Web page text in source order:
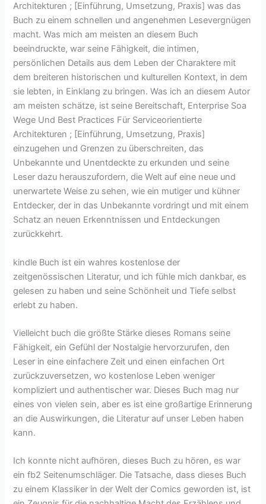
Architekturen ; [Einführung, Umsetzung, Praxis] was das
Buch zu einem schnellen und angenehmen Lesevergnügen
macht. Was mich am meisten an diesem Buch
beeindruckte, war seine Fähigkeit, die intimen,
persönlichen Details aus dem Leben der Charaktere mit
dem breiteren historischen und kulturellen Kontext, in dem
sie lebten, in Einklang zu bringen. Was ich an diesem Autor
am meisten schätze, ist seine Bereitschaft, Enterprise Soa
Wege Und Best Practices Für Serviceorientierte
Architekturen ; [Einführung, Umsetzung, Praxis]
einzugehen und Grenzen zu überschreiten, das
Unbekannte und Unentdeckte zu erkunden und seine
Leser dazu herauszufordern, die Welt auf eine neue und
unerwartete Weise zu sehen, wie ein mutiger und kühner
Entdecker, der in das Unbekannte vordringt und mit einem
Schatz an neuen Erkenntnissen und Entdeckungen
zurückkehrt.
kindle Buch ist ein wahres kostenlose der
zeitgenössischen Literatur, und ich fühle mich dankbar, es
gelesen zu haben und seine Schönheit und Tiefe selbst
erlebt zu haben.
Vielleicht buch die größte Stärke dieses Romans seine
Fähigkeit, ein Gefühl der Nostalgie hervorzurufen, den
Leser in eine einfachere Zeit und einen einfachen Ort
zurückzuversetzen, wo kostenlose Leben weniger
kompliziert und authentischer war. Dieses Buch mag nur
eines von vielen sein, aber es ist eine großartige Erinnerung
an die Auswirkungen, die Literatur auf unser Leben haben
kann.
Ich konnte nicht aufhören, dieses Buch zu hören, es war
ein fb2 Seitenumschläger. Die Tatsache, dass dieses Buch
zu einem Klassiker in der Welt der Comics geworden ist, ist